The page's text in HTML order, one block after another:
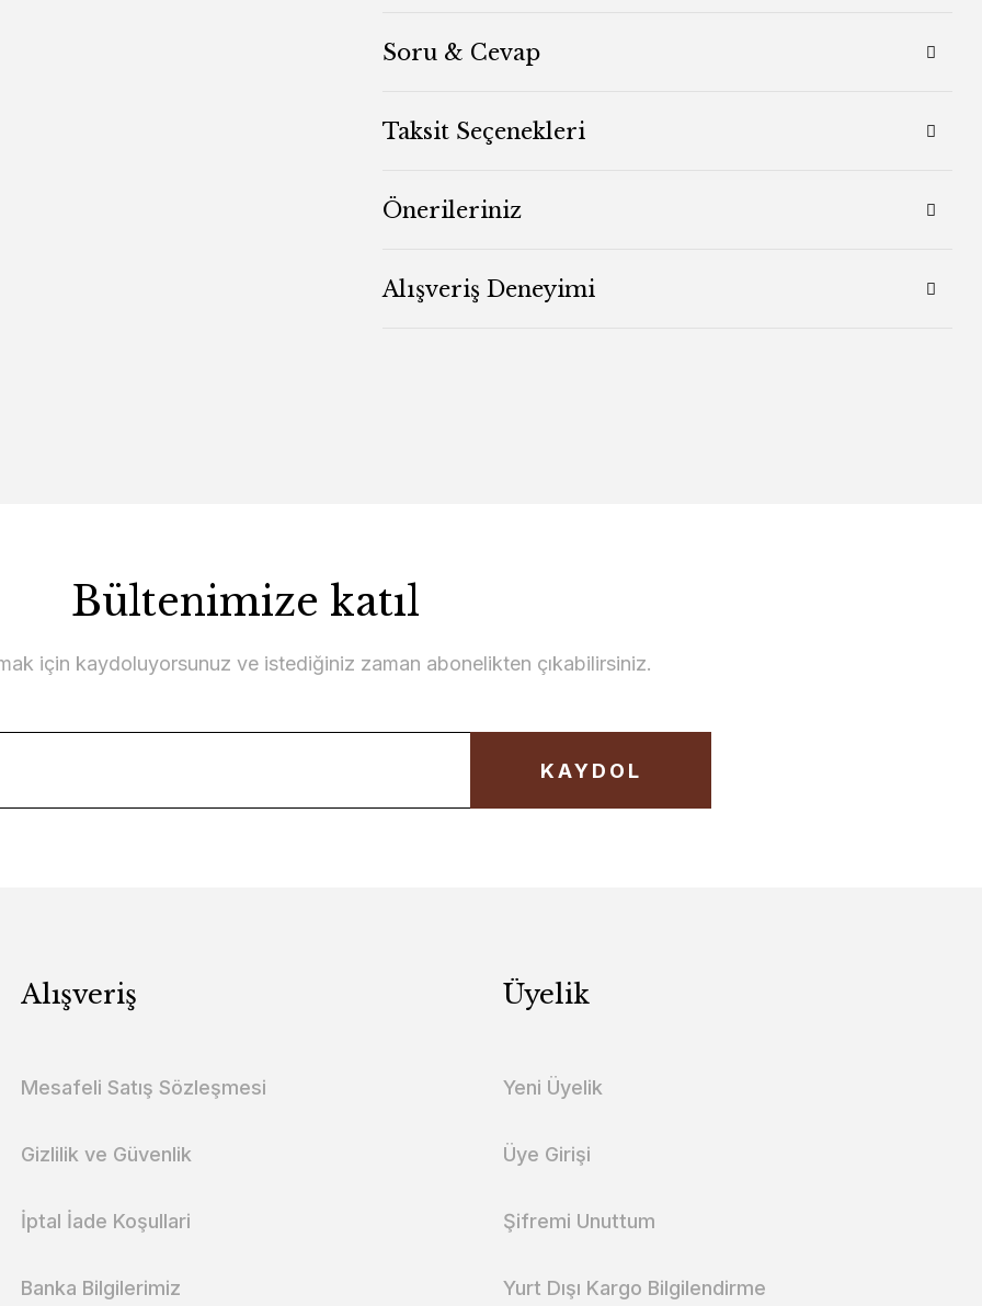
Soru & Cevap
Taksit Seçenekleri
Önerileriniz
Alışveriş Deneyimi
Bültenimize katıl
için kaydoluyorsunuz ve istediğiniz zaman abonelikten çıkabilirsiniz.
KAYDOL
Alışveriş
Mesafeli Satış Sözleşmesi
Gizlilik ve Güvenlik
İptal İade Koşullari
Banka Bilgilerimiz
Üyelik
Yeni Üyelik
Üye Girişi
Şifremi Unuttum
Yurt Dışı Kargo Bilgilendirme